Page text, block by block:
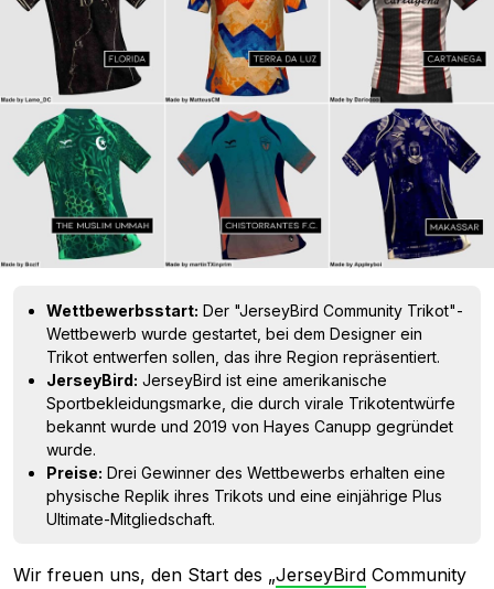
Wettbewerbsstart: Der "JerseyBird Community Trikot"-
Wettbewerb wurde gestartet, bei dem Designer ein
Trikot entwerfen sollen, das ihre Region repräsentiert.
JerseyBird: JerseyBird ist eine amerikanische
Sportbekleidungsmarke, die durch virale Trikotentwürfe
bekannt wurde und 2019 von Hayes Canupp gegründet
wurde.
Preise: Drei Gewinner des Wettbewerbs erhalten eine
physische Replik ihres Trikots und eine einjährige Plus
Ultimate-Mitgliedschaft.
Wir freuen uns, den Start des „JerseyBird Community